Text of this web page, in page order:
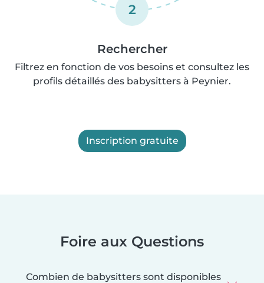
2
Rechercher
Filtrez en fonction de vos besoins et consultez les
profils détaillés des babysitters à Peynier.
Inscription gratuite
Foire aux Questions
Combien de babysitters sont disponibles